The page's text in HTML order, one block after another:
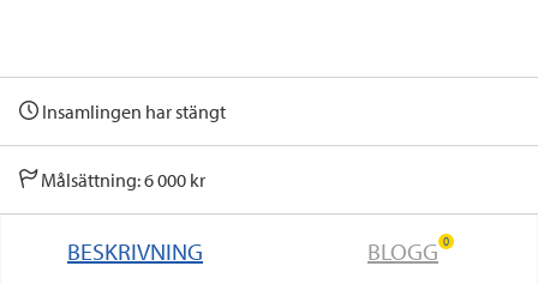
Insamlingen har stängt
Målsättning: 6 000 kr
BESKRIVNING BLOGG 0